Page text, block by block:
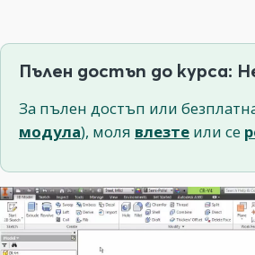
Пълен достъп до курса:
За пълен достъп или
модула), моля влезте или се